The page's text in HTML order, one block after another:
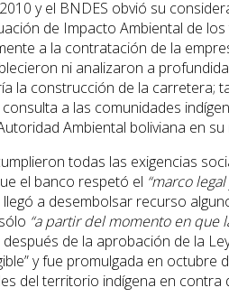
y el BNDES obvió su
de Impacto Ambiental de
a la contratación de la
ni analizaron a
la construcción de la carretera;
a las comunidades
Ambiental boliviana en su
todas las exigencias
el banco respetó el “marco
llegó a desembolsar recurso
“a partir del momento en que
después de la aprobación de la
y fue promulgada en octubre
del territorio indígena en